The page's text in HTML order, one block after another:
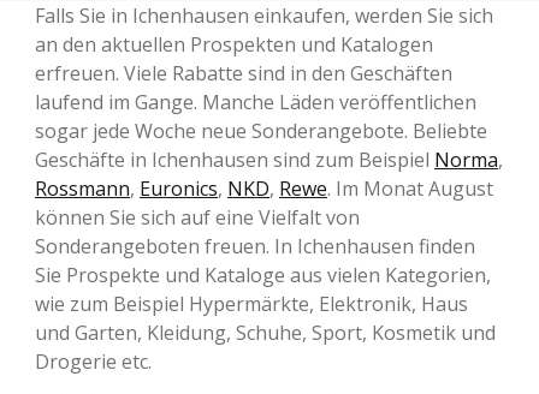
Falls Sie in Ichenhausen einkaufen, werden Sie sich
an den aktuellen Prospekten und Katalogen
erfreuen. Viele Rabatte sind in den Geschäften
laufend im Gange. Manche Läden veröffentlichen
sogar jede Woche neue Sonderangebote. Beliebte
Geschäfte in Ichenhausen sind zum Beispiel Norma,
Rossmann, Euronics, NKD, Rewe. Im Monat August
können Sie sich auf eine Vielfalt von
Sonderangeboten freuen. In Ichenhausen finden
Sie Prospekte und Kataloge aus vielen Kategorien,
wie zum Beispiel Hypermärkte, Elektronik, Haus
und Garten, Kleidung, Schuhe, Sport, Kosmetik und
Drogerie etc.